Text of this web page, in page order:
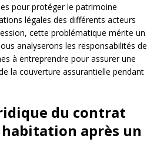
pour protéger le patrimoine
légales des différents acteurs
cette problématique mérite un
analyserons les responsabilités de
à entreprendre pour assurer une
la couverture assurantielle pendant
du contrat
habitation après un